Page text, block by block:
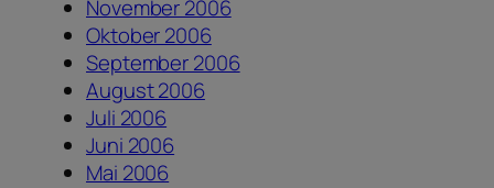
November 2006
Oktober 2006
September 2006
August 2006
Juli 2006
Juni 2006
Mai 2006